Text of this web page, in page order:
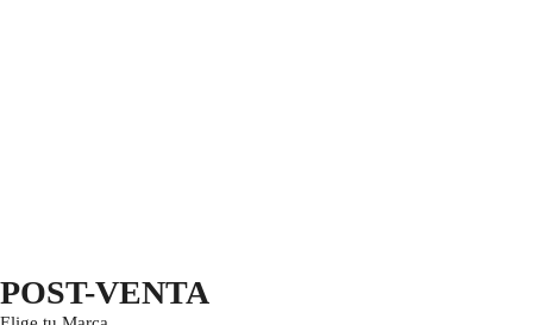
POST-VENTA